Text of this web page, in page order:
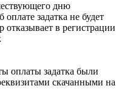
дню
задатка не будет
отказывает в регистрации
оплаты задатка были
скачанными на